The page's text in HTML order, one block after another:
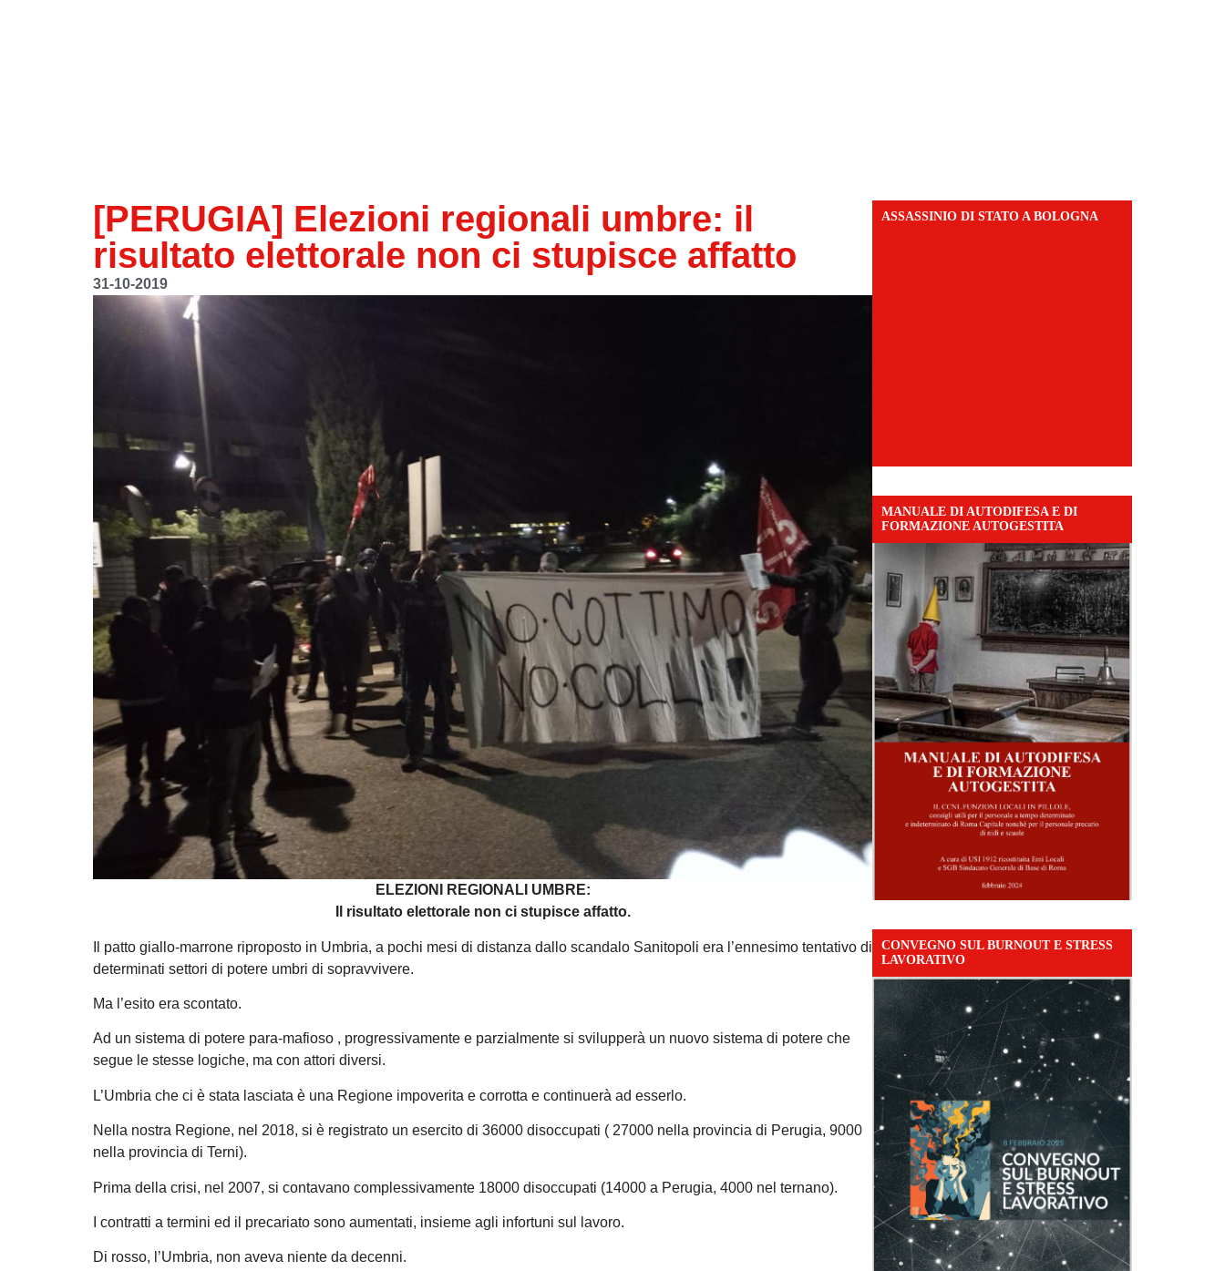
[PERUGIA] Elezioni regionali umbre: il
risultato elettorale non ci stupisce affatto
31-10-2019
ELEZIONI REGIONALI UMBRE:
Il risultato elettorale non ci stupisce affatto.
Il patto giallo-marrone riproposto in Umbria, a pochi mesi di distanza dallo scandalo Sanitopoli era l’ennesimo tentativo di
determinati settori di potere umbri di sopravvivere.
Ma l’esito era scontato.
Ad un sistema di potere para-mafioso , progressivamente e parzialmente si svilupperà un nuovo sistema di potere che
segue le stesse logiche, ma con attori diversi.
L’Umbria che ci è stata lasciata è una Regione impoverita e corrotta e continuerà ad esserlo.
Nella nostra Regione, nel 2018, si è registrato un esercito di 36000 disoccupati ( 27000 nella provincia di Perugia, 9000
nella provincia di Terni).
Prima della crisi, nel 2007, si contavano complessivamente 18000 disoccupati (14000 a Perugia, 4000 nel ternano).
I contratti a termini ed il precariato sono aumentati, insieme agli infortuni sul lavoro.
Di rosso, l’Umbria, non aveva niente da decenni.
ASSASSINIO DI STATO A BOLOGNA
MANUALE DI AUTODIFESA E DI
FORMAZIONE AUTOGESTITA
CONVEGNO SUL BURNOUT E STRESS
LAVORATIVO